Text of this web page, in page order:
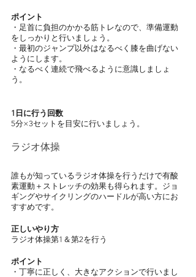
ポイント
・足首に負担のかかる筋トレなので、準備運動
をしっかりと行いましょう。
・最初のジャンプ以外はなるべく膝を曲げない
ようにします。
・なるべく連続で飛べるように意識しましょ
う。
1日に行う回数
5分×3セットを目安に行いましょう。
ラジオ体操
誰もが知っているラジオ体操を行うだけで有酸
素運動＋ストレッチの効果も得られます。ジョ
ギングやサイクリングのハードルが高い方にお
すすめです。
正しいやり方
ラジオ体操第1＆第2を行う
ポイント
・丁寧に正しく、大きなアクションで行いまし